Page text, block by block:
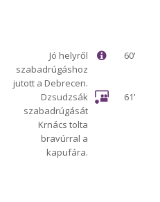
60'
Jó helyről
szabadrúgáshoz
jutott a Debrecen.
61'
Dzsudzsák
szabadrúgását
Krnács tolta
bravúrral a
kapufára.